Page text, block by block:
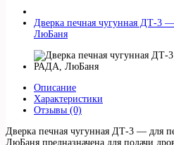
Дверка печная чугунная ДТ-3
ЛюБаня
Описание
Характеристики
Отзывы (0)
Дверка печная чугунная ДТ-3 — для
ЛюБаня предназначена для подачи